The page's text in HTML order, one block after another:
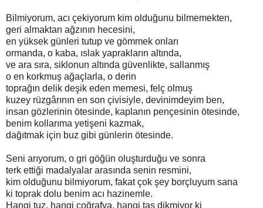
Bilmiyorum, acı çekiyorum kim olduğunu bilmemekten,
geri almaktan ağzının hecesini,
en yüksek günleri tutup ve gömmek onları
ormanda, o kaba, ıslak yaprakların altında,
ve ara sıra, siklonun altında güvenlikte, sallanmış
o en korkmuş ağaçlarla, o derin
toprağın delik deşik eden memesi, felç olmuş
kuzey rüzgârının en son çivisiyle, devinimdeyim ben,
insan gözlerinin ötesinde, kaplanın pençesinin ötesinde,
benim kollarıma yetişeni kazmak,
dağıtmak için buz gibi günlerin ötesinde.
Seni arıyorum, o gri göğün oluşturduğu ve sonra
terk ettiği madalyalar arasında senin resmini,
kim olduğunu bilmiyorum, fakat çok şey borçluyum sana
ki toprak dolu benim acı hazinemle.
Hangi tuz, hangi coğrafya, hangi taş dikmiyor ki